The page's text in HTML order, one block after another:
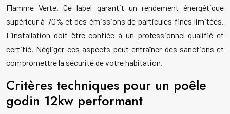
Flamme Verte. Ce label garantit un rendement énergétique
supérieur à 70% et des émissions de particules fines limitées.
L’installation doit être confiée à un professionnel qualifié et
certifié. Négliger ces aspects peut entraîner des sanctions et
compromettre la sécurité de votre habitation.
Critères techniques pour un poêle
godin 12kw performant